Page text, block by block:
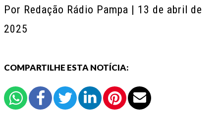
Por Redação Rádio Pampa | 13 de abril de
2025
COMPARTILHE ESTA NOTÍCIA: